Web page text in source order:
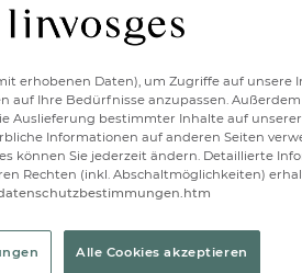
1
Einfarbig
erhobenen Daten), um Zugriffe auf unsere
auf Ihre Bedürfnisse anzupassen.
Auslieferung bestimmter Inhalte auf
Informationen auf anderen Seiten
können Sie jederzeit ändern. Detaillierte
Rechten (inkl. Abschaltmöglichkeiten)
Alle Cookies akzeptieren